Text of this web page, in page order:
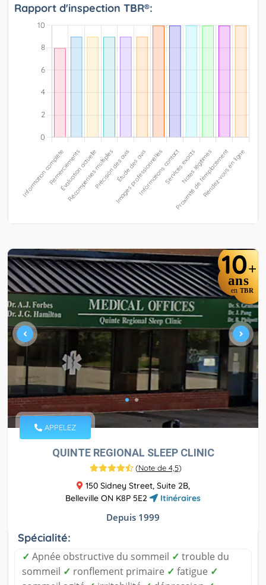
Rapport d'inspection TBR®:
10+
ans
en TBR
APPELEZ
QUINTE REGIONAL SLEEP CLINIC
(Note de 4,5)
150 Sidney Street, Suite 2B,
Belleville ON K8P 5E2
Itinéraires
Depuis 1999
Spécialité:
✓ Apnée obstructive du sommeil ✓ trouble du
sommeil ✓ ronflement primaire ✓ fatigue ✓